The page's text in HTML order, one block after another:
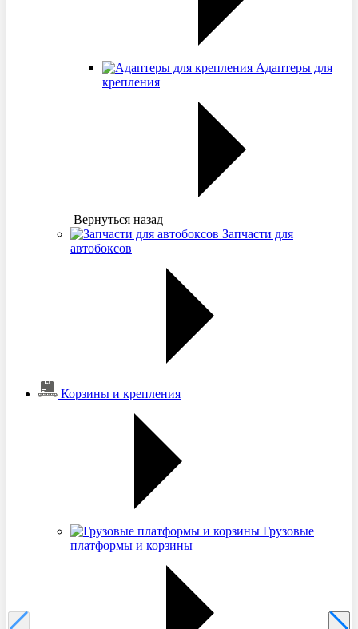
Адаптеры для
крепления
Вернуться назад
Запчасти для
автобоксов
Корзины и крепления
Грузовые
платформы и корзины